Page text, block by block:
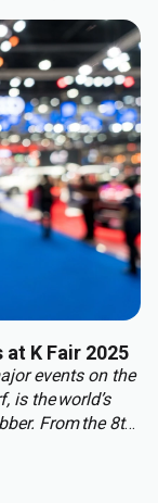
reduction,
K Fair 2025
events on the
is the world’s
From the 8th